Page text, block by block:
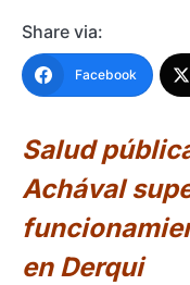
Share via:
Facebook
Salud
Achával
en Derqui